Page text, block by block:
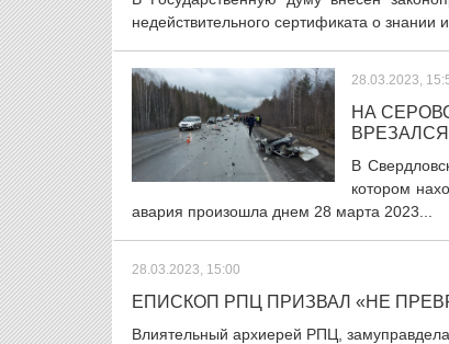
недействительного сертификата о знании
28.03.2023,
НА
В
котором
авария произошла днем 28 марта 2023...
28.03.2023, 15:00
ЕПИСКОП РПЦ ПРИЗВАЛ «НЕ
Влиятельный архиерей РПЦ,